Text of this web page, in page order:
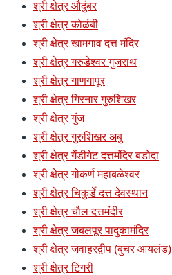
श्री क्षेत्र औदुंबर
श्री क्षेत्र कोळंबी
श्री क्षेत्र खामगाव दत्त मंदिर
श्री क्षेत्र गरुडेश्वर गुजराथ
श्री क्षेत्र गाणगापूर
श्री क्षेत्र गिरनार गुरुशिखर
श्री क्षेत्र गुंज
श्री क्षेत्र गुरुशिखर अबु
श्री क्षेत्र गेंडीगेट दत्तमंदिर बडोदा
श्री क्षेत्र गोकर्ण महाबळेश्वर
श्री क्षेत्र चिकुर्डे दत्त देवस्थान
श्री क्षेत्र चौल दत्तमंदीर
श्री क्षेत्र जबलपूर पादुकामंदिर
श्री क्षेत्र जवाहरद्वीप (बुचर आयलंड)
श्री क्षेत्र टिंगरी